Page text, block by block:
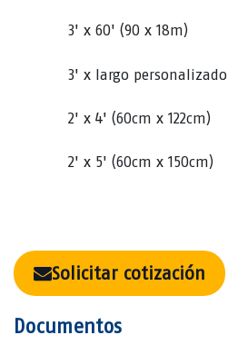
3' x 60' (90 x 18m)
3' x largo personalizado
2' x 4' (60cm x 122cm)
2' x 5' (60cm x 150cm)
Solicitar cotización
Documentos